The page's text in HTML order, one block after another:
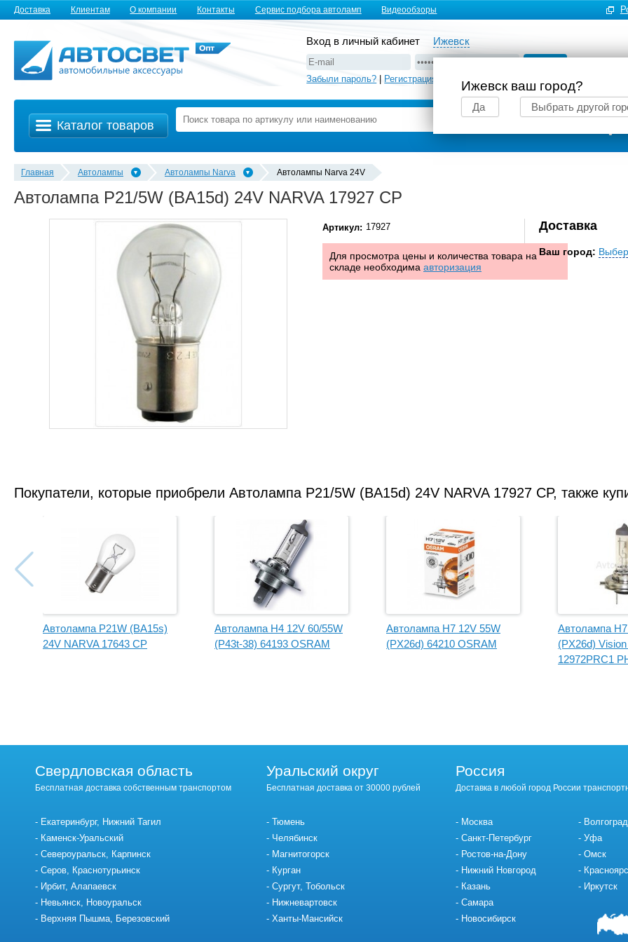
Доставка Клиентам О компании Контакты Сервис подбора автоламп Видеообзоры
Вход в личный кабинет Ижевск
Ижевск ваш город?
Да Выбрать другой
Забыли пароль? Регистрация
Каталог товаров
Главная Автолампы Автолампы Narva Автолампы Narva 24V
Автолампа P21/5W (BA15d) 24V NARVA 17927 CP
Артикул: 17927
Для просмотра цены и количества товара на
складе необходима авторизация
Доставка
Ваш город:
Покупатели, которые приобрели Автолампа P21/5W (BA15d) 24V NARVA 17927 CP, также
Автолампа P21W (BA15s)
24V NARVA 17643 CP
Автолампа H4 12V 60/55W
(P43t-38) 64193 OSRAM
Автолампа H7 12V 55W
(PX26d) 64210 OSRAM
Автолампа
(PX26d)
12972PRC1
Свердловская область
Бесплатная доставка собственным транспортом
Екатеринбург, Нижний Тагил
Каменск-Уральский
Североуральск, Карпинск
Серов, Краснотурьинск
Ирбит, Алапаевск
Невьянск, Новоуральск
Верхняя Пышма, Березовский
Уральский округ
Бесплатная доставка от 30000 рублей
Тюмень
Челябинск
Магнитогорск
Курган
Сургут, Тобольск
Нижневартовск
Ханты-Мансийск
Россия
Доставка в любой город России
Москва
Санкт-Петербург
Ростов-на-Дону
Нижний Новгород
Казань
Самара
Новосибирск
Волгоград
Уфа
Омск
Иркутск